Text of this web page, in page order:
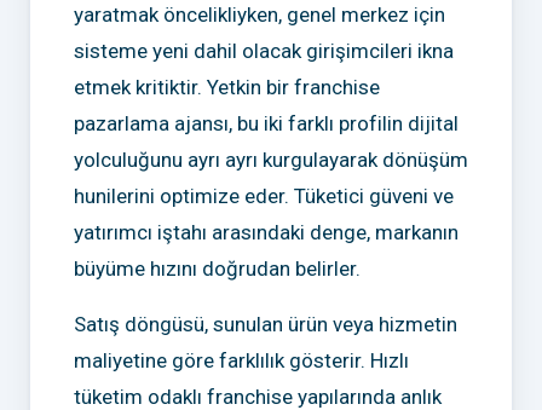
yaratmak öncelikliyken, genel merkez için
sisteme yeni dahil olacak girişimcileri ikna
etmek kritiktir. Yetkin bir franchise
pazarlama ajansı, bu iki farklı profilin dijital
yolculuğunu ayrı ayrı kurgulayarak dönüşüm
hunilerini optimize eder. Tüketici güveni ve
yatırımcı iştahı arasındaki denge, markanın
büyüme hızını doğrudan belirler.
Satış döngüsü, sunulan ürün veya hizmetin
maliyetine göre farklılık gösterir. Hızlı
tüketim odaklı franchise yapılarında anlık